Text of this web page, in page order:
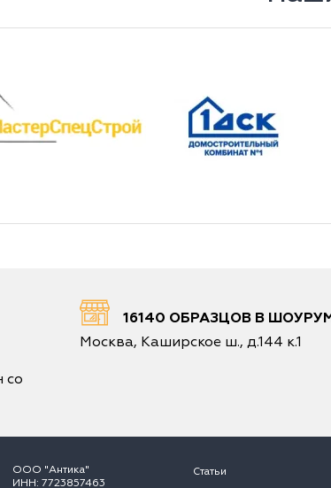
со
16140 ОБРАЗЦОВ В
Москва, Каширское ш., д.144 к.1
ООО "Антика"
ИНН: 7723857463
Статьи